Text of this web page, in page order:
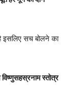
इसलिए सच बोलने का
स्तोत्र